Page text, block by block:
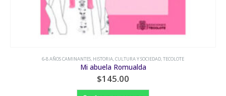
6-8 AÑOS CAMINANTES HISTORIA, CULTURA Y SOCIEDAD TECOLOTE
Mi abuela Romualda
$145.00